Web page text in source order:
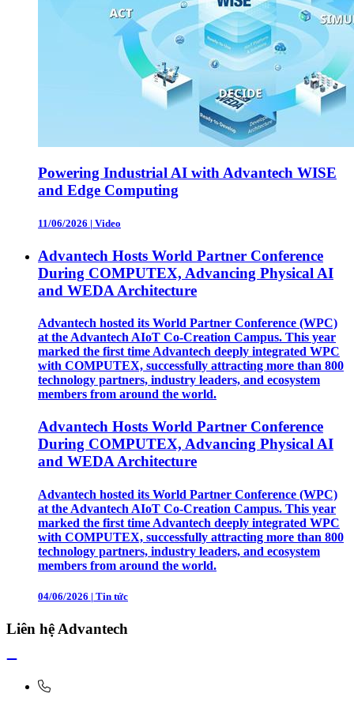
Powering Industrial AI with Advantech WISE
and Edge Computing
11/06/2026 | Video
Advantech Hosts World Partner Conference
During COMPUTEX, Advancing Physical AI
and WEDA Architecture
Advantech hosted its World Partner Conference (WPC)
at the Advantech AIoT Co-Creation Campus. This year
marked the first time Advantech deeply integrated WPC
with COMPUTEX, successfully attracting more than 800
technology partners, industry leaders, and ecosystem
members from around the world.
Advantech Hosts World Partner Conference
During COMPUTEX, Advancing Physical AI
and WEDA Architecture
Advantech hosted its World Partner Conference (WPC)
at the Advantech AIoT Co-Creation Campus. This year
marked the first time Advantech deeply integrated WPC
with COMPUTEX, successfully attracting more than 800
technology partners, industry leaders, and ecosystem
members from around the world.
04/06/2026 | Tin tức
Liên hệ Advantech